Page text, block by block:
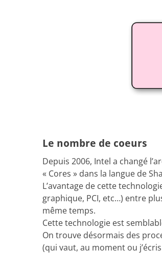
Le nombre de coeurs
Depuis 2006, Intel a changé
« Cores » dans la langue de
L’avantage de cette
graphique, PCI, etc…) entre
même temps.
Cette technologie est
On trouve désormais des
(qui vaut, au moment ou